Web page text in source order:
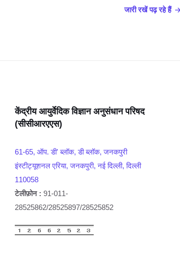
जारी रखें पढ़ रहे हैं
केंद्रीय आयुर्वेदिक विज्ञान अनुसंधान परिषद
(सीसीआरएएस)
61-65, ऑप. डी' ब्लॉक, डी ब्लॉक, जनकपुरी
इंस्टीट्यूशनल एरिया, जनकपुरी, नई दिल्ली, दिल्ली
110058
टेलीफ़ोन : 91-011-
28525862/28525897/28525852